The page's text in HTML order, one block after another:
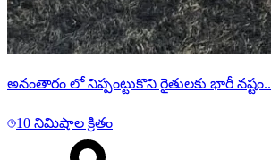
అనంతారం లో నిప్పంట్టుకొని రైతులకు భారీ నష్టం..
10 నిమిషాల క్రితం